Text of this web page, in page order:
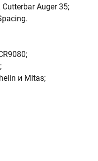
Auger 35;
и Mitas;